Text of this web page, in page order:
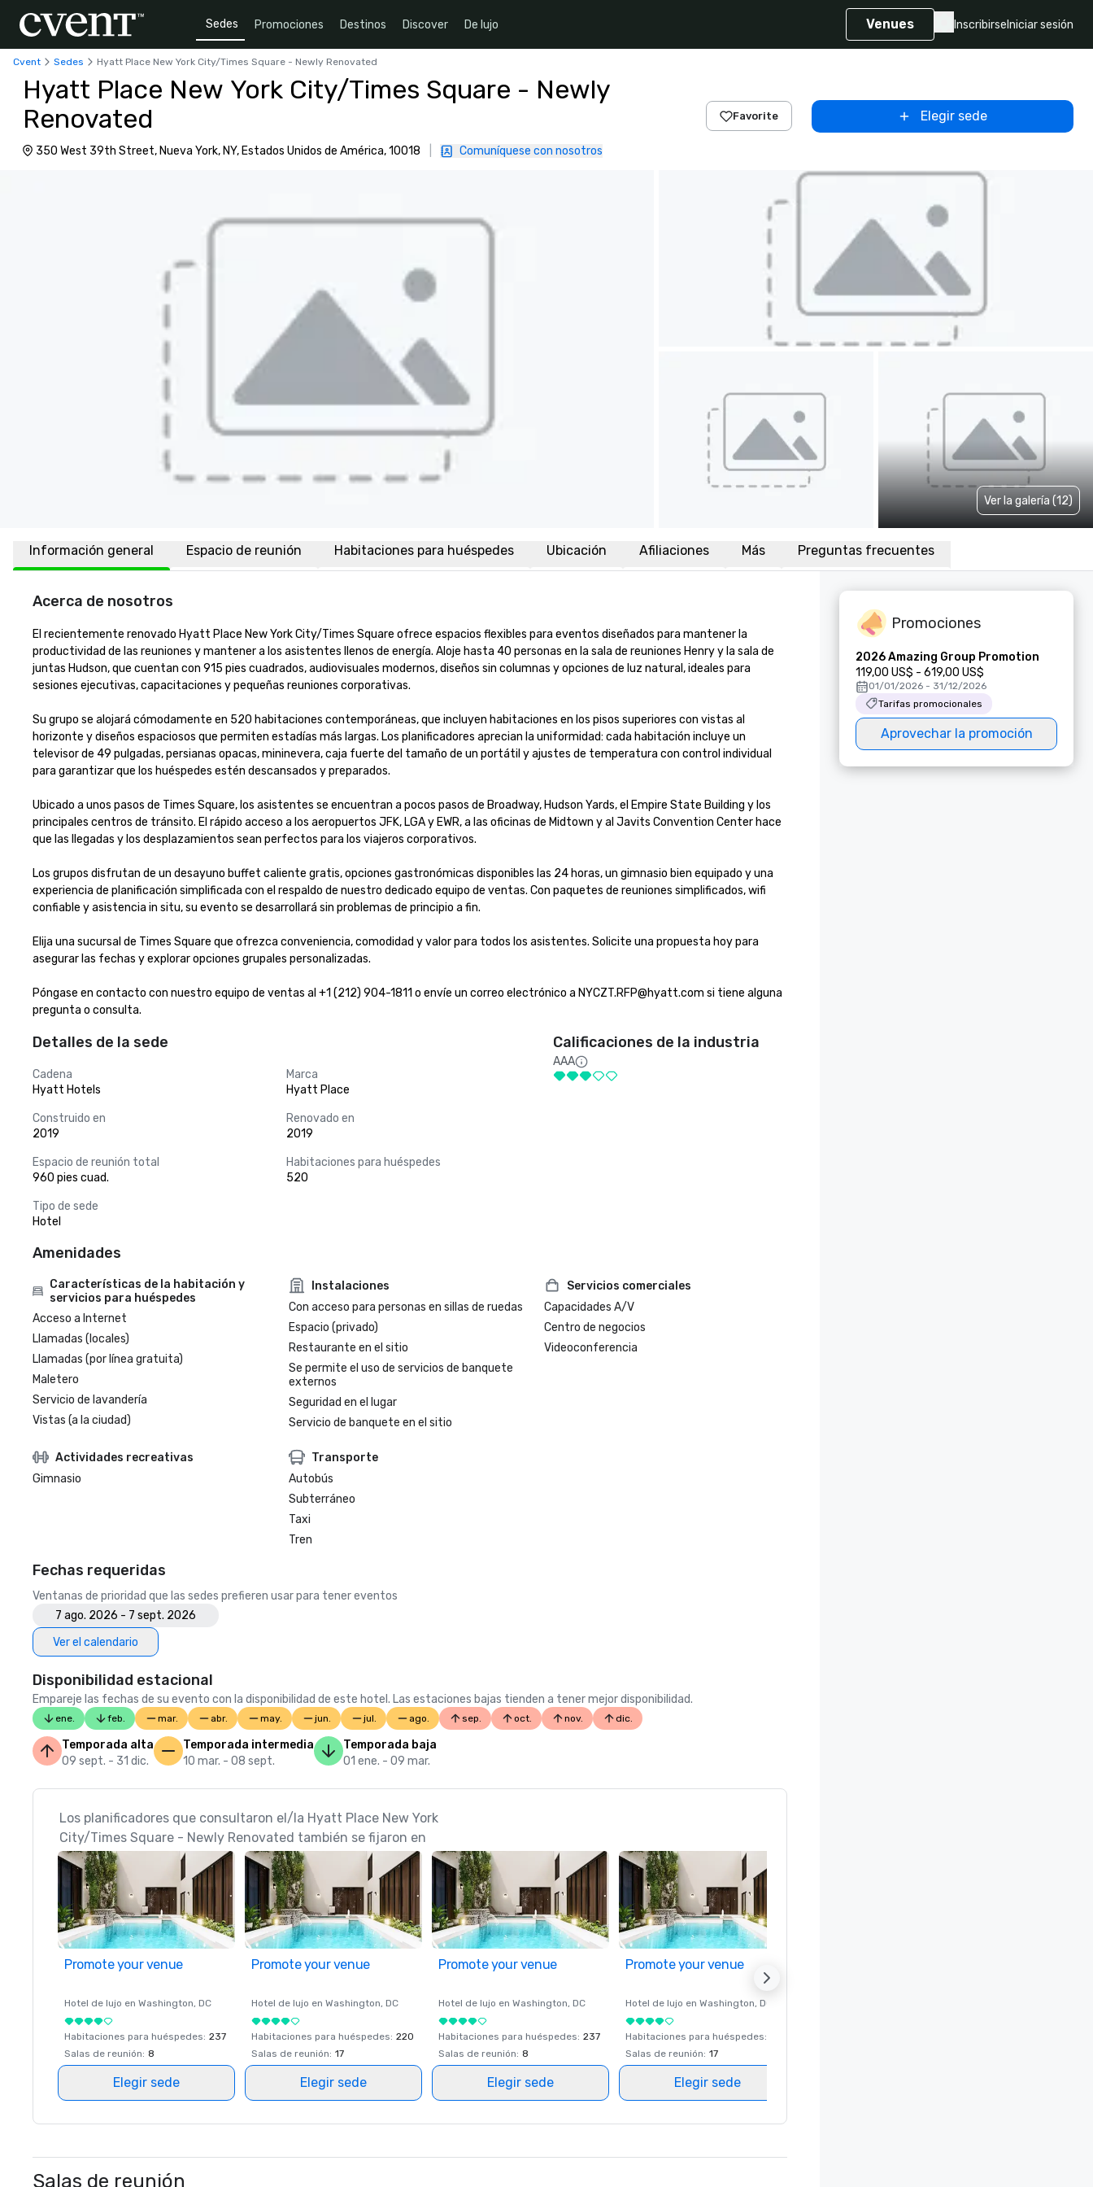
Sedes Promociones Destinos Discover De lujo Venues Inscribirse Iniciar sesión
Cvent Sedes Hyatt Place New York City/Times Square - Newly Renovated
Hyatt Place New York City/Times Square - Newly
Renovated
350 West 39th Street, Nueva York, NY, Estados Unidos de América, 10018 Comuníquese con nosotros
Favorite Elegir sede
Ver la galería (12)
Información general Espacio de reunión Habitaciones para huéspedes Ubicación Afiliaciones Más Preguntas frecuentes
Acerca de nosotros
El recientemente renovado Hyatt Place New York City/Times Square ofrece espacios flexibles para eventos diseñados para mantener la
productividad de las reuniones y mantener a los asistentes llenos de energía. Aloje hasta 40 personas en la sala de reuniones Henry y la sala de
juntas Hudson, que cuentan con 915 pies cuadrados, audiovisuales modernos, diseños sin columnas y opciones de luz natural, ideales para
sesiones ejecutivas, capacitaciones y pequeñas reuniones corporativas.
Su grupo se alojará cómodamente en 520 habitaciones contemporáneas, que incluyen habitaciones en los pisos superiores con vistas al
horizonte y diseños espaciosos que permiten estadías más largas. Los planificadores aprecian la uniformidad: cada habitación incluye un
televisor de 49 pulgadas, persianas opacas, mininevera, caja fuerte del tamaño de un portátil y ajustes de temperatura con control individual
para garantizar que los huéspedes estén descansados y preparados.
Ubicado a unos pasos de Times Square, los asistentes se encuentran a pocos pasos de Broadway, Hudson Yards, el Empire State Building y los
principales centros de tránsito. El rápido acceso a los aeropuertos JFK, LGA y EWR, a las oficinas de Midtown y al Javits Convention Center hace
que las llegadas y los desplazamientos sean perfectos para los viajeros corporativos.
Los grupos disfrutan de un desayuno buffet caliente gratis, opciones gastronómicas disponibles las 24 horas, un gimnasio bien equipado y una
experiencia de planificación simplificada con el respaldo de nuestro dedicado equipo de ventas. Con paquetes de reuniones simplificados, wifi
confiable y asistencia in situ, su evento se desarrollará sin problemas de principio a fin.
Elija una sucursal de Times Square que ofrezca conveniencia, comodidad y valor para todos los asistentes. Solicite una propuesta hoy para
asegurar las fechas y explorar opciones grupales personalizadas.
Póngase en contacto con nuestro equipo de ventas al +1 (212) 904-1811 o envíe un correo electrónico a NYCZT.RFP@hyatt.com si tiene alguna
pregunta o consulta.
Detalles de la sede
Cadena
Hyatt Hotels
Marca
Hyatt Place
Construido en
2019
Renovado en
2019
Espacio de reunión total
960 pies cuad.
Habitaciones para huéspedes
520
Tipo de sede
Hotel
Calificaciones de la industria
AAA
Amenidades
Características de la habitación y
servicios para huéspedes
Acceso a Internet
Llamadas (locales)
Llamadas (por línea gratuita)
Maletero
Servicio de lavandería
Vistas (a la ciudad)
Instalaciones
Con acceso para personas en sillas de ruedas
Espacio (privado)
Restaurante en el sitio
Se permite el uso de servicios de banquete
externos
Seguridad en el lugar
Servicio de banquete en el sitio
Servicios comerciales
Capacidades A/V
Centro de negocios
Videoconferencia
Actividades recreativas
Gimnasio
Transporte
Autobús
Subterráneo
Taxi
Tren
Fechas requeridas
Ventanas de prioridad que las sedes prefieren usar para tener eventos
7 ago. 2026 - 7 sept. 2026
Ver el calendario
Disponibilidad estacional
Empareje las fechas de su evento con la disponibilidad de este hotel. Las estaciones bajas tienden a tener mejor disponibilidad.
ene. feb. mar. abr. may. jun. jul. ago. sep. oct. nov. dic.
Temporada alta
09 sept. - 31 dic.
Temporada intermedia
10 mar. - 08 sept.
Temporada baja
01 ene. - 09 mar.
Los planificadores que consultaron el/la Hyatt Place New York
City/Times Square - Newly Renovated también se fijaron en
Promote your venue
Hotel de lujo en Washington, DC
Habitaciones para huéspedes: 237
Salas de reunión: 8
Elegir sede
Promote your venue
Hotel de lujo en Washington, DC
Habitaciones para huéspedes: 220
Salas de reunión: 17
Elegir sede
Promote your venue
Hotel de lujo en Washington, DC
Habitaciones para huéspedes: 237
Salas de reunión: 8
Elegir sede
Promote your venue
Hotel de lujo en Washington, DC
Habitaciones para huéspedes:
Salas de reunión: 17
Elegir sede
Salas de reunión
Promociones
2026 Amazing Group Promotion
119,00 US$ - 619,00 US$
01/01/2026 - 31/12/2026
Tarifas promocionales
Aprovechar la promoción